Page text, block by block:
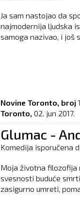
Ja sam nastojao da
najmodernija ljudska
samoga nazivao, i još
Novine Toronto, broj
Toronto, 02. jun 2017.
Glumac -
Komedija isporučena
Moja životna filozofija
svesnosti buduće
zasigurno umreti,